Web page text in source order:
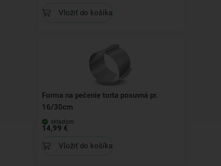
Vložiť do košíka
Forma na pečenie torta posuvná pr.
16/30cm
skladom
14,99 €
Vložiť do košíka